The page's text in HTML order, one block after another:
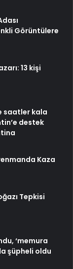
Görüntülere
13 kişi
saatler kala
destek
Kaza
Tepkisi
‘memura
şüpheli oldu